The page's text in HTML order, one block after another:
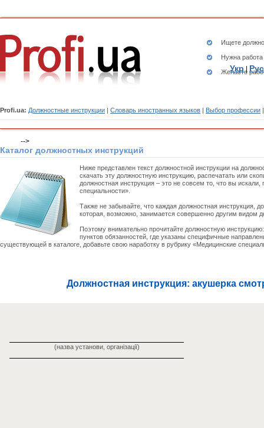
Ищете
Нужна
Желаете
Profi.ua: Должностные инструкции | Словарь иностранных языков | Выбор профессии
Укр| Рус
-->
Каталог должностных инструкций
Ниже представлен текст должностной инструкции на
скачать эту должностную инструкцию, распечатать или
должностная инструкция – это не совсем то, что вы
специальности».
Также не забывайте, что каждая должностная инструкция,
которая, возможно, занимается совершенно другим видом
Поэтому внимательно прочитайте должностную
пунктов обязанностей, где указаны специфичные
существующей в каталоге, добавьте свою наработку в рубрику «Медицинские
Должностная инструкция: акушерка
(назва установи, організації)